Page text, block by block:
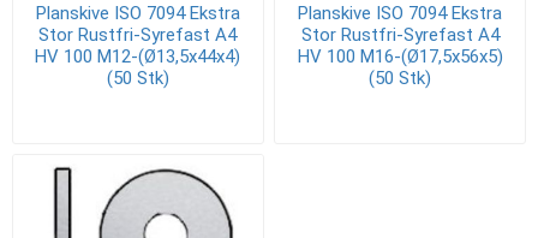
Planskive ISO 7094 Ekstra
Stor Rustfri-Syrefast A4
HV 100 M12-(Ø13,5x44x4)
(50 Stk)
Planskive ISO 7094 Ekstra
Stor Rustfri-Syrefast A4
HV 100 M16-(Ø17,5x56x5)
(50 Stk)